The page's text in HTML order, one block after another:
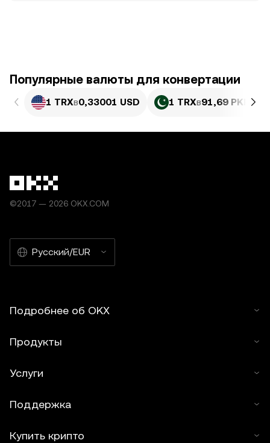
Популярные валюты для конвертации
1 TRXв0,33001 USD 1 TRXв91,69 PKR
©2017 — 2026 OKX.COM
Русский/EUR
Подробнее об OKX
Продукты
Услуги
Поддержка
Купить крипто